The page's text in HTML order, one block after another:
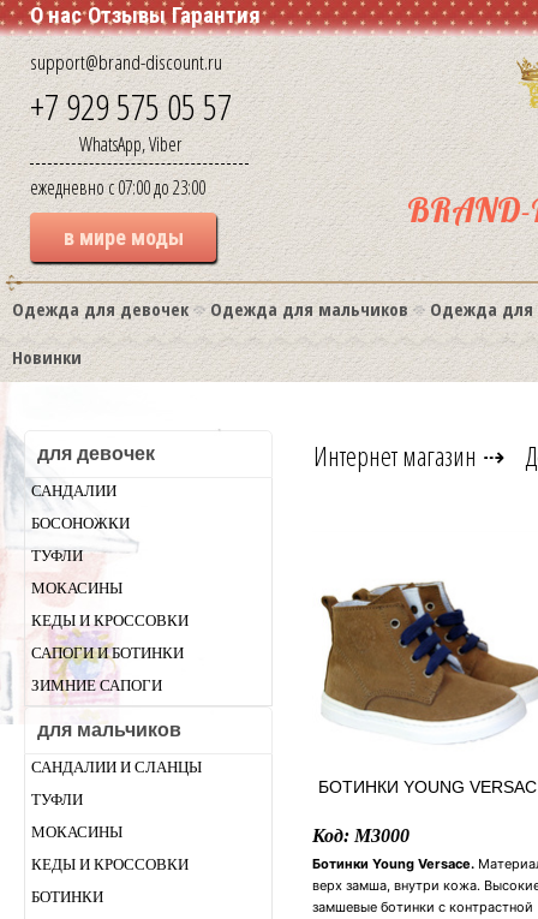
О нас Отзывы Гарантия
support@brand-discount.ru
+7 929 575 05 57
WhatsApp, Viber
ежедневно с 07:00 до 23:00
в мире моды
BRAND-
Одежда для девочек Одежда для мальчиков
Одежда для
Новинки
для девочек
САНДАЛИИ
БОСОНОЖКИ
ТУФЛИ
МОКАСИНЫ
КЕДЫ И КРОССОВКИ
САПОГИ И БОТИНКИ
ЗИМНИЕ САПОГИ
для мальчиков
САНДАЛИИ И СЛАНЦЫ
ТУФЛИ
МОКАСИНЫ
КЕДЫ И КРОССОВКИ
БОТИНКИ
Интернет магазин ⇢
БОТИНКИ YOUNG
Код: M3000
Ботинки Young Versace.
верх замша, внутри кожа.
замшевые ботинки с контрастной